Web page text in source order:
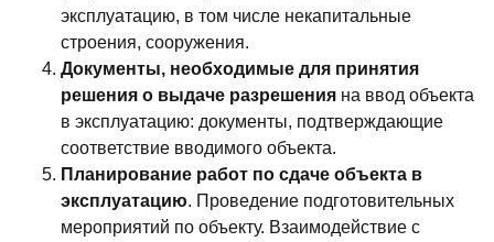
эксплуатацию, в том числе некапитальные
строения, сооружения.
Документы, необходимые для принятия
решения о выдаче разрешения на ввод объекта
в эксплуатацию: документы, подтверждающие
соответствие вводимого объекта.
Планирование работ по сдаче объекта в
эксплуатацию. Проведение подготовительных
мероприятий по объекту. Взаимодействие с